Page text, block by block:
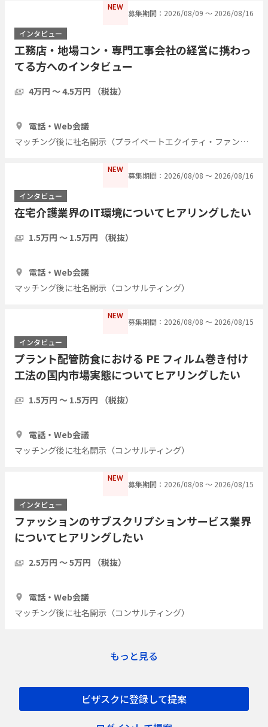
NEW
募集期間：2026/08/09 〜 2026/08/16
インタビュー
工務店・地場コン・専門工事会社の経営に携わっ
てる方へのインタビュー
4万円 〜 4.5万円 （税抜）
電話・Web会議
マッチング後に社名開示（プライベートエクイティ・ファンド）
NEW
募集期間：2026/08/08 〜 2026/08/16
インタビュー
在宅介護業界のIT環境についてヒアリングしたい
1.5万円 〜 1.5万円 （税抜）
電話・Web会議
マッチング後に社名開示（コンサルティング）
NEW
募集期間：2026/08/08 〜 2026/08/15
インタビュー
プラント配管防食における PE フィルム巻き付け
工法の国内市場実態についてヒアリングしたい
1.5万円 〜 1.5万円 （税抜）
電話・Web会議
マッチング後に社名開示（コンサルティング）
NEW
募集期間：2026/08/08 〜 2026/08/15
インタビュー
ファッションのサブスクリプションサービス業界
についてヒアリングしたい
2.5万円 〜 5万円 （税抜）
電話・Web会議
マッチング後に社名開示（コンサルティング）
もっと見る
ビザスクに登録して提案